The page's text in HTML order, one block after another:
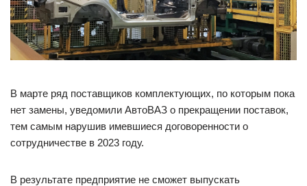
В марте ряд поставщиков комплектующих, по которым пока
нет замены, уведомили АвтоВАЗ о прекращении поставок,
тем самым нарушив имевшиеся договоренности о
сотрудничестве в 2023 году.
В результате предприятие не сможет выпускать